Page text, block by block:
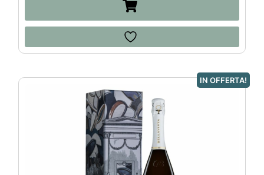
IN OFFERTA!